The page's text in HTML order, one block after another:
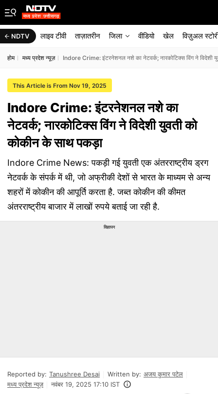
NDTV लाइव टीवी ताज़ातरीन जिला वीडियो खेल विज़ुअल
होम मध्य प्रदेश न्यूज़ Indore Crime: इंटरनेशनल नशे का नेटवर्क; नारकोटिक्स विंग ने विदेशी
This Article is From Nov 19, 2025
Indore Crime: इंटरनेशनल नशे का
नेटवर्क; नारकोटिक्स विंग ने विदेशी युवती को
कोकीन के साथ पकड़ा
Indore Crime News: पकड़ी गई युवती एक अंतरराष्ट्रीय ड्रग
नेटवर्क के संपर्क में थी, जो अफ्रीकी देशों से भारत के माध्यम से अन्य
शहरों में कोकीन की आपूर्ति करता है. जब्त कोकीन की कीमत
अंतरराष्ट्रीय बाजार में लाखों रुपये बताई जा रही है.
विज्ञापन
Reported by: Tanushree Desai Written by: अजय कुमार पटेल
मध्य प्रदेश न्यूज़
नवंबर 19, 2025 17:10 IST